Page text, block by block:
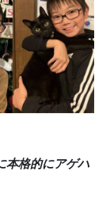
本格的にアゲハ